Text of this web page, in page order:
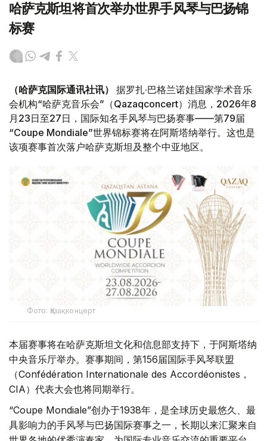
哈萨克斯坦将首次举办世界手风琴与巴扬锦
标赛
（哈萨克国际通讯社讯）
据罗扎·巴格兰诺娃国家学术音乐
会机构“哈萨克音乐会”（Qazaqconcert）消息，2026年8
月23日至27日，国际知名手风琴与巴扬赛事——第79届
“Coupe Mondiale”世界锦标赛将在阿斯塔纳举行。这也是
该项赛事首次落户哈萨克斯坦及整个中亚地区。
Фото: Қазақконцерт
本届赛事将在哈萨克斯坦文化和信息部支持下，于阿斯塔纳
中央音乐厅举办。赛事期间，第156届国际手风琴联盟
（Confédération Internationale des Accordéonistes，
CIA）代表大会也将同期举行。
“Coupe Mondiale”创办于1938年，是全球历史最悠久、最
具影响力的手风琴与巴扬国际赛事之一，长期以来汇聚来自